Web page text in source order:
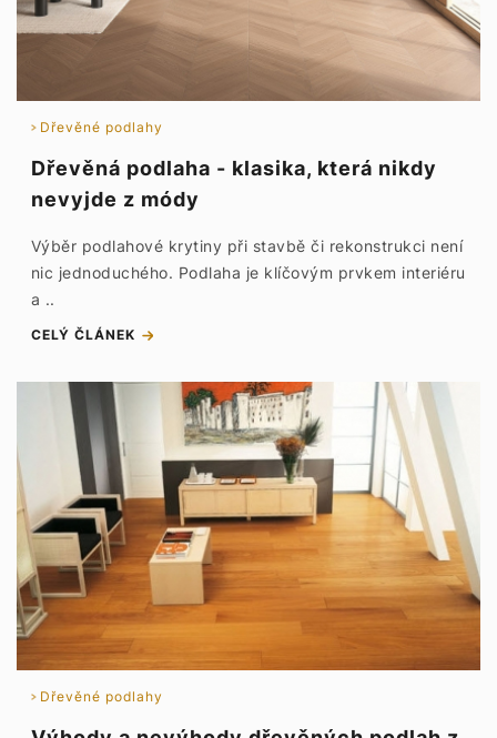
Dřevěné podlahy
Dřevěná podlaha - klasika, která nikdy
nevyjde z módy
Výběr podlahové krytiny při stavbě či rekonstrukci není
nic jednoduchého. Podlaha je klíčovým prvkem interiéru
a ..
CELÝ ČLÁNEK
Dřevěné podlahy